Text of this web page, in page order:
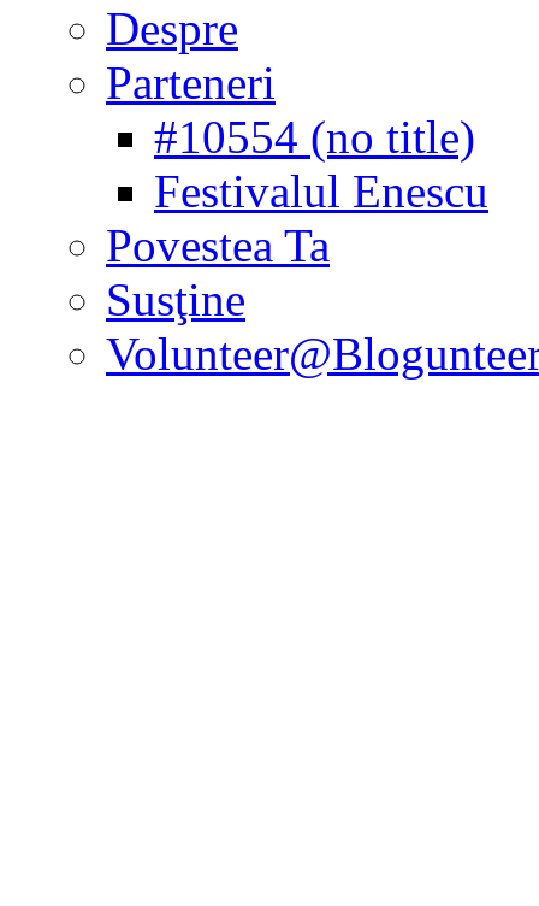
Despre
Parteneri
#10554 (no title)
Festivalul Enescu
Povestea Ta
Susţine